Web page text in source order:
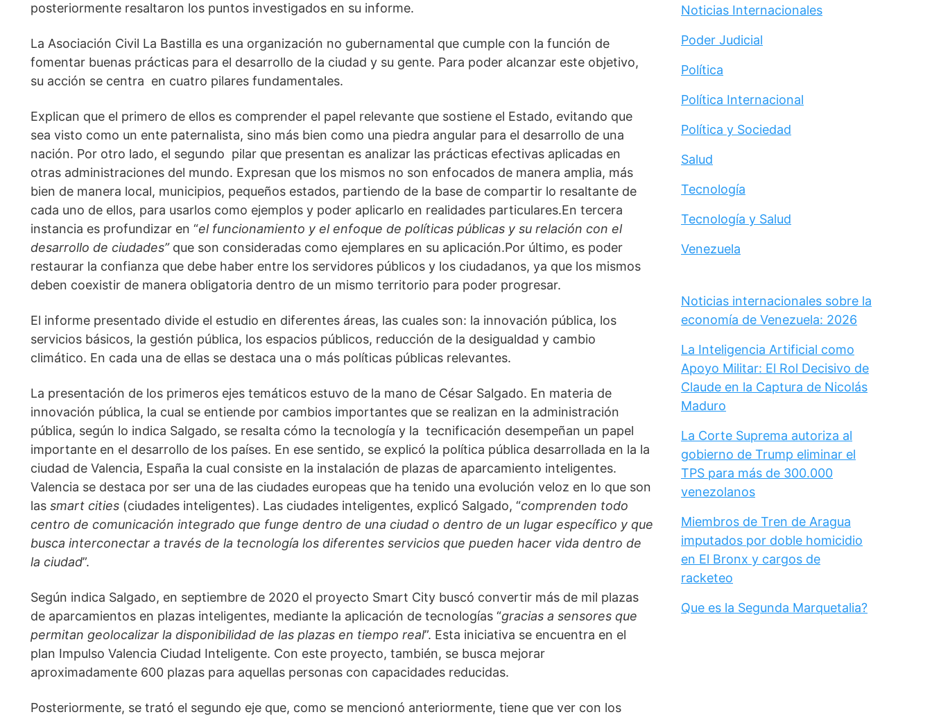
posteriormente resaltaron los puntos investigados en su informe.
La Asociación Civil La Bastilla es una organización no gubernamental que cumple con la función de
fomentar buenas prácticas para el desarrollo de la ciudad y su gente. Para poder alcanzar este objetivo,
su acción se centra  en cuatro pilares fundamentales.
Explican que el primero de ellos es comprender el papel relevante que sostiene el Estado, evitando que
sea visto como un ente paternalista, sino más bien como una piedra angular para el desarrollo de una
nación. Por otro lado, el segundo  pilar que presentan es analizar las prácticas efectivas aplicadas en
otras administraciones del mundo. Expresan que los mismos no son enfocados de manera amplia, más
bien de manera local, municipios, pequeños estados, partiendo de la base de compartir lo resaltante de
cada uno de ellos, para usarlos como ejemplos y poder aplicarlo en realidades particulares.En tercera
instancia es profundizar en “el funcionamiento y el enfoque de políticas públicas y su relación con el
desarrollo de ciudades” que son consideradas como ejemplares en su aplicación.Por último, es poder
restaurar la confianza que debe haber entre los servidores públicos y los ciudadanos, ya que los mismos
deben coexistir de manera obligatoria dentro de un mismo territorio para poder progresar.
El informe presentado divide el estudio en diferentes áreas, las cuales son: la innovación pública, los
servicios básicos, la gestión pública, los espacios públicos, reducción de la desigualdad y cambio
climático. En cada una de ellas se destaca una o más políticas públicas relevantes.
La presentación de los primeros ejes temáticos estuvo de la mano de César Salgado. En materia de
innovación pública, la cual se entiende por cambios importantes que se realizan en la administración
pública, según lo indica Salgado, se resalta cómo la tecnología y la  tecnificación desempeñan un papel
importante en el desarrollo de los países. En ese sentido, se explicó la política pública desarrollada en la la
ciudad de Valencia, España la cual consiste en la instalación de plazas de aparcamiento inteligentes.
Valencia se destaca por ser una de las ciudades europeas que ha tenido una evolución veloz en lo que son
las smart cities (ciudades inteligentes). Las ciudades inteligentes, explicó Salgado, “comprenden todo
centro de comunicación integrado que funge dentro de una ciudad o dentro de un lugar específico y que
busca interconectar a través de la tecnología los diferentes servicios que pueden hacer vida dentro de
la ciudad”.
Según indica Salgado, en septiembre de 2020 el proyecto Smart City buscó convertir más de mil plazas
de aparcamientos en plazas inteligentes, mediante la aplicación de tecnologías “gracias a sensores que
permitan geolocalizar la disponibilidad de las plazas en tiempo real”. Esta iniciativa se encuentra en el
plan Impulso Valencia Ciudad Inteligente. Con este proyecto, también, se busca mejorar
aproximadamente 600 plazas para aquellas personas con capacidades reducidas.
Posteriormente, se trató el segundo eje que, como se mencionó anteriormente, tiene que ver con los
Noticias Internacionales
Poder Judicial
Política
Política Internacional
Política y Sociedad
Salud
Tecnología
Tecnología y Salud
Venezuela
Noticias internacionales sobre la
economía de Venezuela: 2026
La Inteligencia Artificial como
Apoyo Militar: El Rol Decisivo de
Claude en la Captura de Nicolás
Maduro
La Corte Suprema autoriza al
gobierno de Trump eliminar el
TPS para más de 300.000
venezolanos
Miembros de Tren de Aragua
imputados por doble homicidio
en El Bronx y cargos de
racketeo
Que es la Segunda Marquetalia?